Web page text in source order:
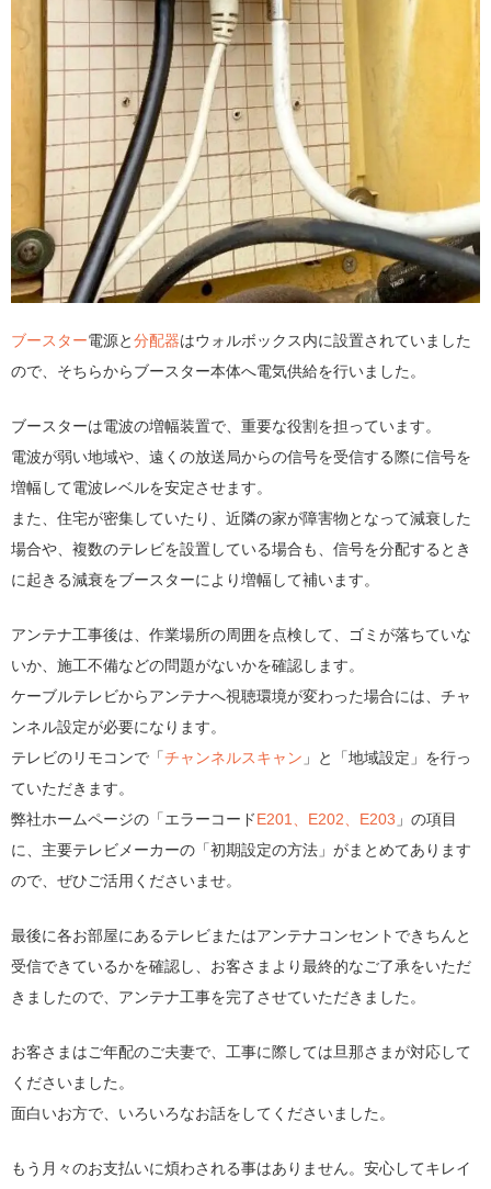
ブースター電源と分配器はウォルボックス内に設置されていました
ので、そちらからブースター本体へ電気供給を行いました。
ブースターは電波の増幅装置で、重要な役割を担っています。
電波が弱い地域や、遠くの放送局からの信号を受信する際に信号を
増幅して電波レベルを安定させます。
また、住宅が密集していたり、近隣の家が障害物となって減衰した
場合や、複数のテレビを設置している場合も、信号を分配するとき
に起きる減衰をブースターにより増幅して補います。
アンテナ工事後は、作業場所の周囲を点検して、ゴミが落ちていな
いか、施工不備などの問題がないかを確認します。
ケーブルテレビからアンテナへ視聴環境が変わった場合には、チャ
ンネル設定が必要になります。
テレビのリモコンで「チャンネルスキャン 」と「地域設定」を行っ
ていただきます。
弊社ホームページの「エラーコードE201、E202、E203 」の項目
に、主要テレビメーカーの「初期設定の方法」がまとめてあります
ので、ぜひご活用くださいませ。
最後に各お部屋にあるテレビまたはアンテナコンセントできちんと
受信できているかを確認し、お客さまより最終的なご了承をいただ
きましたので、アンテナ工事を完了させていただきました。
お客さまはご年配のご夫妻で、工事に際しては旦那さまが対応して
くださいました。
面白いお方で、いろいろなお話をしてくださいました。
もう月々のお支払いに煩わされる事はありません。安心してキレイ